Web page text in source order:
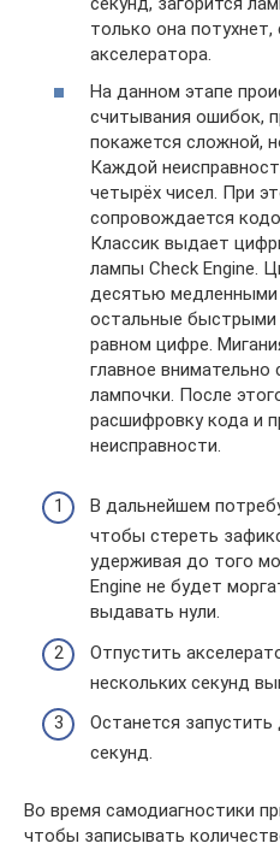
только она
акселератора.
На данном этапе
считывания ошибок,
покажется сложной,
Каждой
четырёх чисел. При
сопровождается
Классик выдает
лампы Check Engine.
десятью медленными
остальные быстрыми
равном цифре.
главное
лампочки. После
расшифровку кода и
неисправности.
В дальнейшем
чтобы стереть
удерживая до того
Engine не будет
выдавать нули.
Отпустить
нескольких секунд
Останется запустить
секунд.
Во время самодиагностики
чтобы записывать